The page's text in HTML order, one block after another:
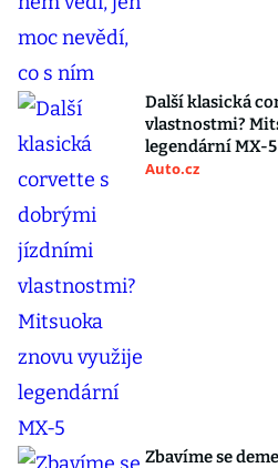
Další klasická
vlastnostmi?
legendární MX-5
Auto.cz
Zbavíme se